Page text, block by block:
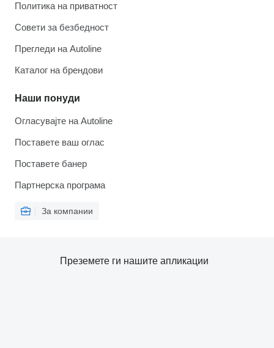
Политика на приватност
Совети за безбедност
Прегледи на Autoline
Каталог на брендови
Наши понуди
Огласувајте на Autoline
Поставете ваш оглас
Поставете банер
Партнерска програма
За компании
Преземете ги нашите апликации